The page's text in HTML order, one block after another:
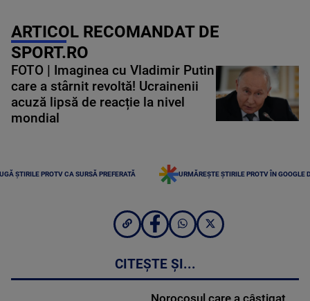
ARTICOL RECOMANDAT DE
SPORT.RO
FOTO | Imaginea cu Vladimir Putin
care a stârnit revoltă! Ucrainenii
acuză lipsă de reacție la nivel
mondial
ȘTIRILE PROTV CA SURSĂ PREFERATĂ URMĂREȘTE ȘTIRILE PROTV ÎN GOOGLE
CITEȘTE ȘI...